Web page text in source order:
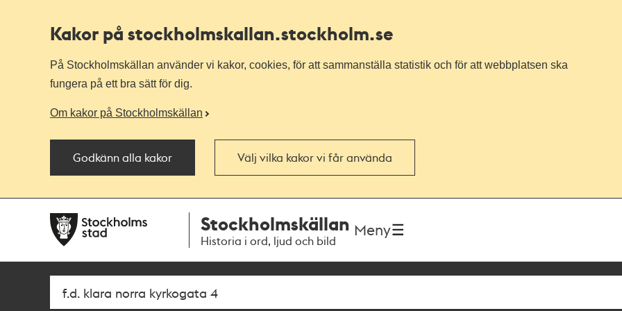
Kakor på stockholmskallan.stockholm.se
På Stockholmskällan använder vi kakor, cookies, för att sammanställa statistik och för att webbplatsen ska
fungera på ett bra sätt för dig.
Om kakor på Stockholmskällan
Godkänn alla kakor Välj vilka kakor vi får använda
navigationen
huvudinnehållet
Stockholmskällan
Historia i ord, ljud och bild
Meny
Sök